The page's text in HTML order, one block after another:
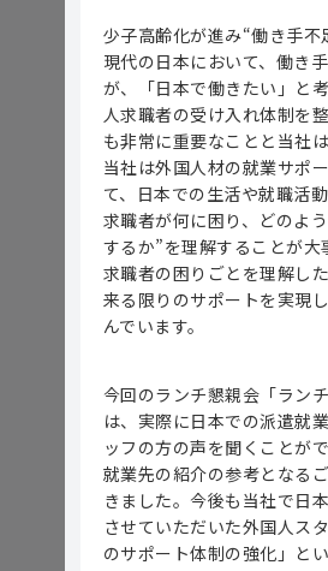
少子高齢化が進み“働き手不
現代の日本において、働き
が、「日本で働きたい」と
人求職者の受け入れ体制を
も非常に重要なことと当社は
当社は外国人材の就業サポ
て、日本での生活や就職活
求職者が何に困り、どのよ
するか”を理解することが大
求職者の困りごとを理解し
来る限りのサポートを実現
んでいます。
今回のランチ懇親会「ラン
は、実際に日本での派遣就
ッフの方の声を聞くことが
就業先の紹介の参考となる
きました。今後も当社で日
させていただいた外国人ス
のサポート体制の強化」と